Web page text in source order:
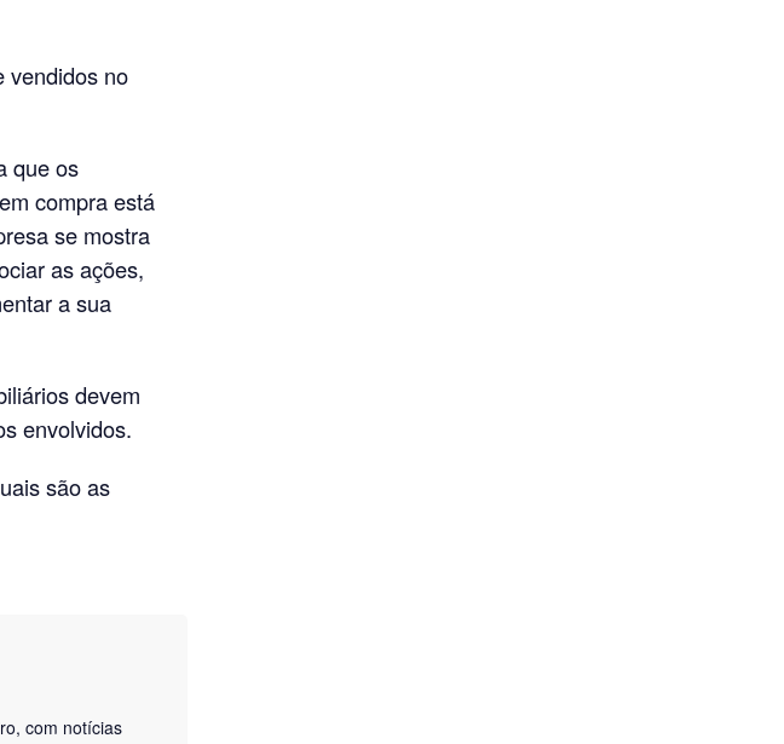
vendidos no
que os
compra está
se mostra
as ações,
a sua
devem
envolvidos.
são as
com notícias